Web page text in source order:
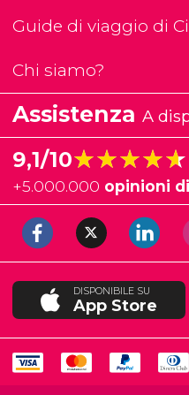
Guide di viaggio di
Chi siamo?
Assistenza A
9,1/10★★★★★
★★★★★
+5.000.000 opinioni
DISPONIBILE SU
App Store